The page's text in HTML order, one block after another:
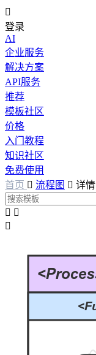

登录
AI
企业服务
解决方案
API服务
推荐
模板社区
价格
入门教程
知识社区
免费使用
首页  流程图  详情
 
